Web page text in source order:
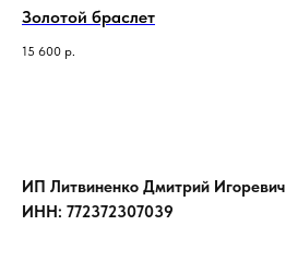
Золотой браслет
15 600 р.
ИП Литвиненко Дмитрий Игоревич
ИНН: 772372307039